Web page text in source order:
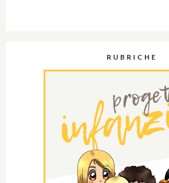
RUBRICHE